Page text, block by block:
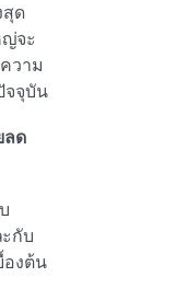
สุด
จะ
วาม
จจุบัน
ลด
กับ
องต้น